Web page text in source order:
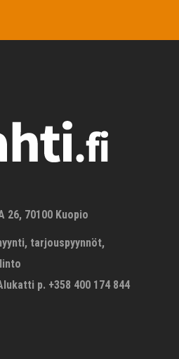
26, 70100 Kuopio
tarjouspyynnöt,
p. +358 400 174 844